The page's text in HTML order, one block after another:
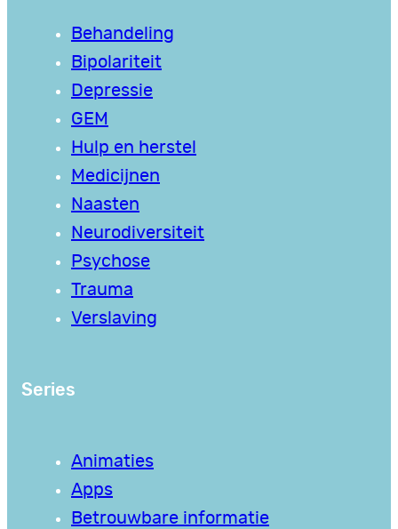
Behandeling
Bipolariteit
Depressie
GEM
Hulp en herstel
Medicijnen
Naasten
Neurodiversiteit
Psychose
Trauma
Verslaving
Series
Animaties
Apps
Betrouwbare informatie